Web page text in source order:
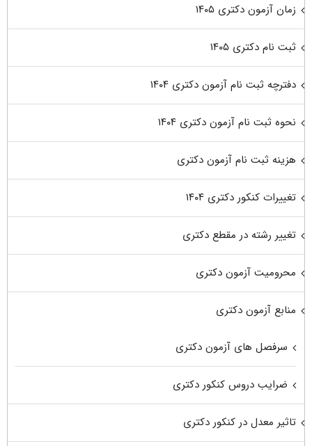
زمان آزمون دکتری ۱۴۰۵
ثبت نام دکتری ۱۴۰۵
دفترچه ثبت نام آزمون دکتری ۱۴۰۴
نحوه ثبت نام آزمون دکتری ۱۴۰۴
هزینه ثبت نام آزمون دکتری
تغییرات کنکور دکتری ۱۴۰۴
تغییر رشته در مقطع دکتری
محرومیت آزمون دکتری
منابع آزمون دکتری
سرفصل های آزمون دکتری
ضرایب دروس کنکور دکتری
تاثیر معدل در کنکور دکتری